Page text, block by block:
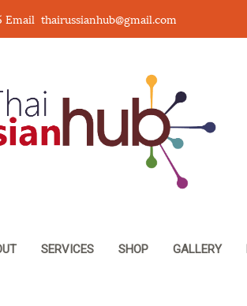
Email thairussianhub@gmail.com
SERVICES SHOP GALLERY